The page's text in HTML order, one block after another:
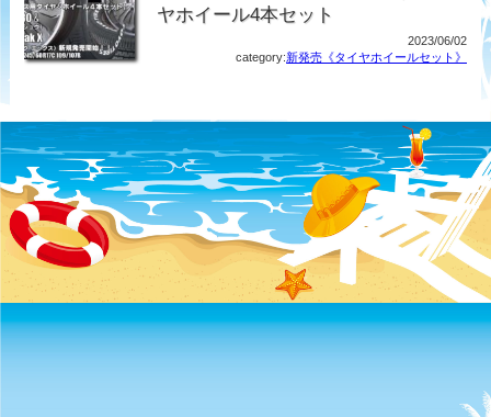
ヤホイール4本セット
2023/06/02
category:新発売《タイヤホイールセット》